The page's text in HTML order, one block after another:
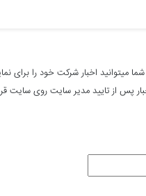
میتوانید اخبار شرکت خود را برای
پس از تایید مدیر سایت روی سایت